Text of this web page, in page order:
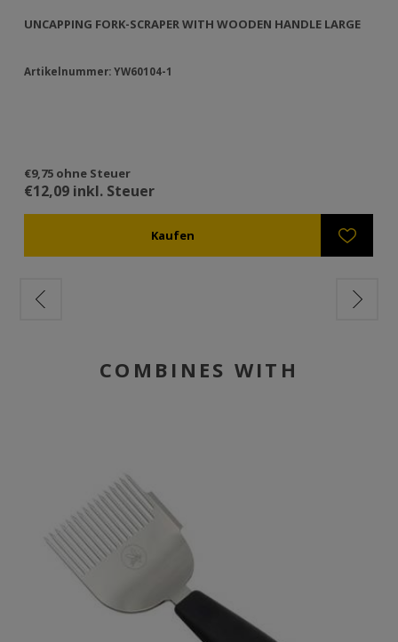
UNCAPPING FORK-SCRAPER WITH WOODEN HANDLE LARGE
Artikelnummer: YW60104-1
€9,75 ohne Steuer
€12,09 inkl. Steuer
COMBINES WITH